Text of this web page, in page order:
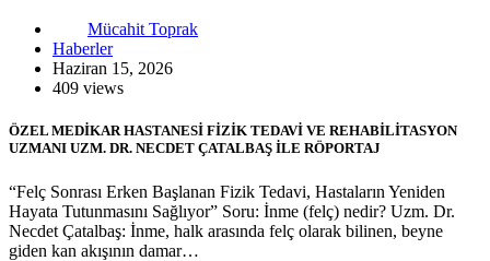
Mücahit Toprak
Haberler
Haziran 15, 2026
409 views
ÖZEL MEDİKAR HASTANESİ FİZİK TEDAVİ VE REHABİLİTASYON
UZMANI UZM. DR. NECDET ÇATALBAŞ İLE RÖPORTAJ
“Felç Sonrası Erken Başlanan Fizik Tedavi, Hastaların Yeniden
Hayata Tutunmasını Sağlıyor” Soru: İnme (felç) nedir? Uzm. Dr.
Necdet Çatalbaş: İnme, halk arasında felç olarak bilinen, beyne
giden kan akışının damar…